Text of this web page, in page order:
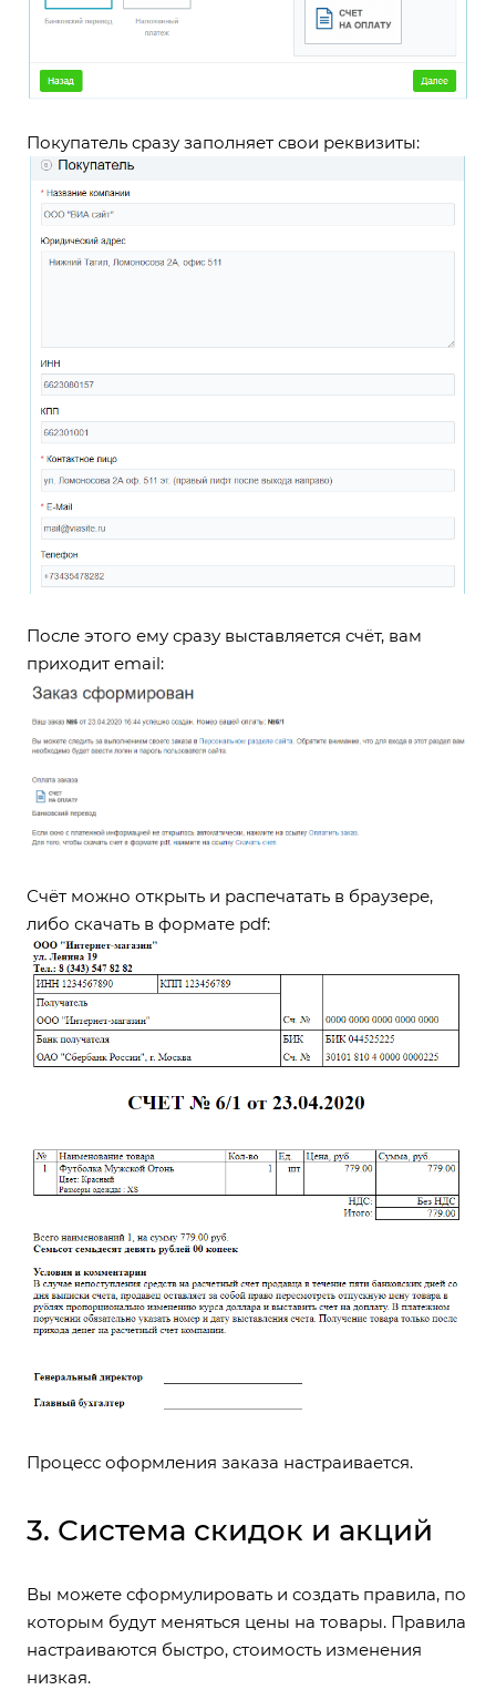
Покупатель сразу заполняет свои реквизиты:
После этого ему сразу выставляется счёт, вам
приходит email:
Счёт можно открыть и распечатать в браузере,
либо скачать в формате pdf:
Процесс оформления заказа настраивается.
3. Система скидок и акций
Вы можете сформулировать и создать правила, по
которым будут меняться цены на товары. Правила
настраиваются быстро, стоимость изменения
низкая.